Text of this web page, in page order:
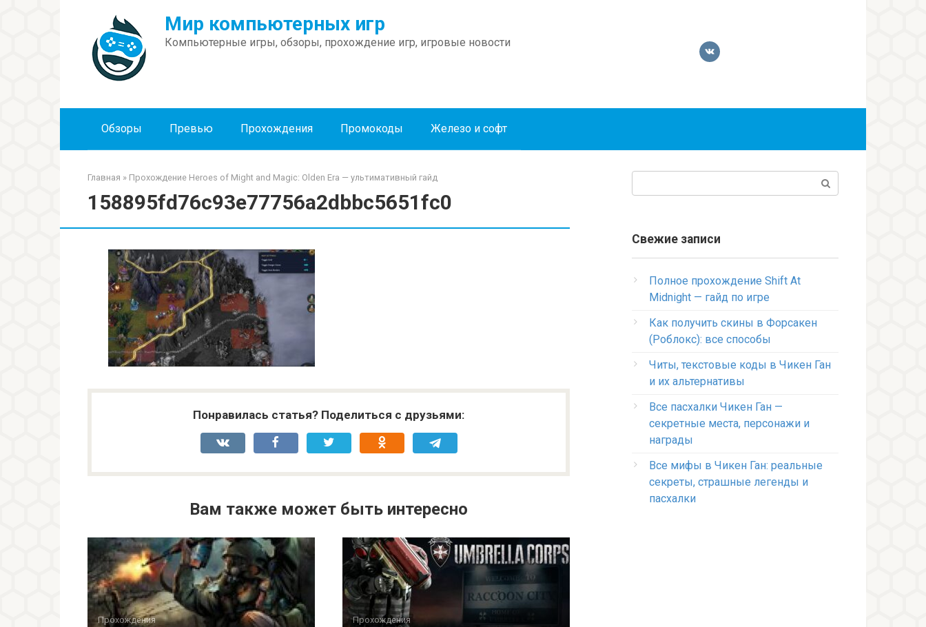
Мир компьютерных игр
Компьютерные игры, обзоры, прохождение игр, игровые новости
Обзоры Превью Прохождения Промокоды Железо и софт
Главная » Прохождение Heroes of Might and Magic: Olden Era — ультимативный гайд
158895fd76c93e77756a2dbbc5651fc0
Понравилась статья? Поделиться с друзьями:
Вам также может быть интересно
Прохождения Прохождения
Свежие записи
Полное прохождение Shift At
Midnight — гайд по игре
Как получить скины в Форсакен
(Роблокс): все способы
Читы, текстовые коды в Чикен Ган
и их альтернативы
Все пасхалки Чикен Ган —
секретные места, персонажи и
награды
Все мифы в Чикен Ган: реальные
секреты, страшные легенды и
пасхалки